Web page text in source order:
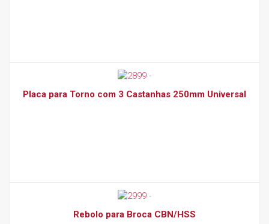
Placa para Torno com 3 Castanhas 250mm Universal
Rebolo para Broca CBN/HSS